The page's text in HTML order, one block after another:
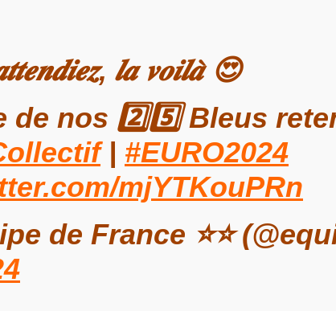
𝒍𝒂 𝒗𝒐𝒊𝒍𝒂̀ 😍
de nos 2️⃣5️⃣ Bleus
| #EURO2024
mjYTKouPRn
de France ⭐⭐